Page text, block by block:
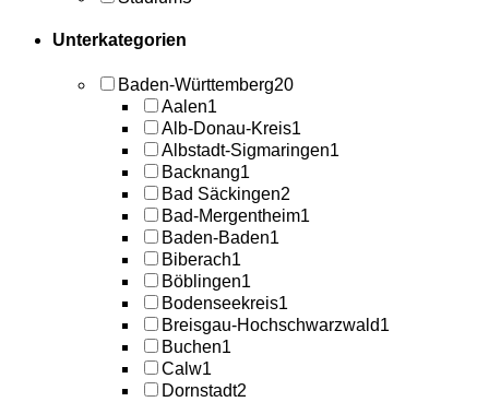
Unterkategorien
Baden-Württemberg20
Aalen1
Alb-Donau-Kreis1
Albstadt-Sigmaringen1
Backnang1
Bad Säckingen2
Bad-Mergentheim1
Baden-Baden1
Biberach1
Böblingen1
Bodenseekreis1
Breisgau-Hochschwarzwald1
Buchen1
Calw1
Dornstadt2